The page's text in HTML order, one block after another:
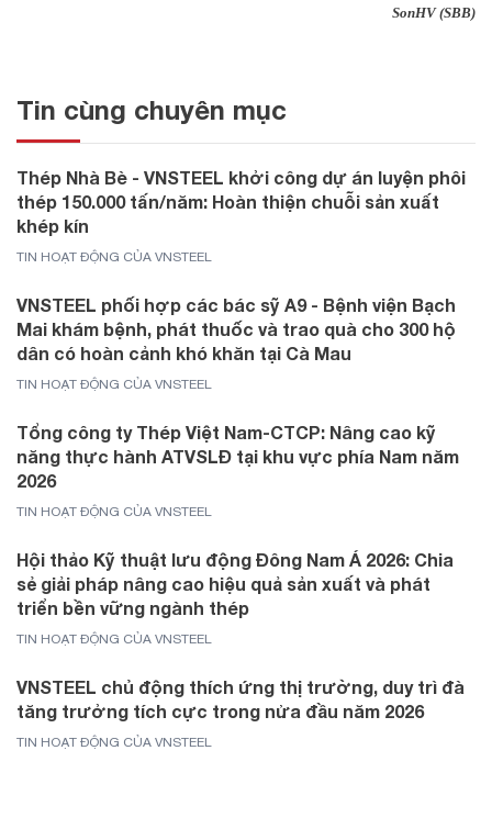
SonHV (SBB)
Tin cùng chuyên mục
Thép Nhà Bè - VNSTEEL khởi công dự án luyện phôi
thép 150.000 tấn/năm: Hoàn thiện chuỗi sản xuất
khép kín
TIN HOẠT ĐỘNG CỦA VNSTEEL
VNSTEEL phối hợp các bác sỹ A9 - Bệnh viện Bạch
Mai khám bệnh, phát thuốc và trao quà cho 300 hộ
dân có hoàn cảnh khó khăn tại Cà Mau
TIN HOẠT ĐỘNG CỦA VNSTEEL
Tổng công ty Thép Việt Nam-CTCP: Nâng cao kỹ
năng thực hành ATVSLĐ tại khu vực phía Nam năm
2026
TIN HOẠT ĐỘNG CỦA VNSTEEL
Hội thảo Kỹ thuật lưu động Đông Nam Á 2026: Chia
sẻ giải pháp nâng cao hiệu quả sản xuất và phát
triển bền vững ngành thép
TIN HOẠT ĐỘNG CỦA VNSTEEL
VNSTEEL chủ động thích ứng thị trường, duy trì đà
tăng trưởng tích cực trong nửa đầu năm 2026
TIN HOẠT ĐỘNG CỦA VNSTEEL